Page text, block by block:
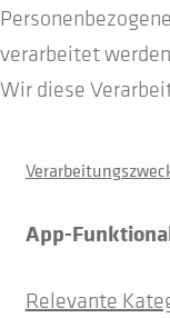
verarbeitet
Wir diese
App-
Relevante